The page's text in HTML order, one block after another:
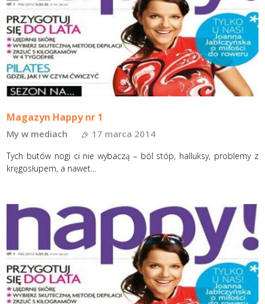
Magazyn Happy nr 1
My w mediach 17 marca 2014
Tych butów nogi ci nie wybaczą – ból stóp, halluksy, problemy z
kręgosłupem, a nawet…